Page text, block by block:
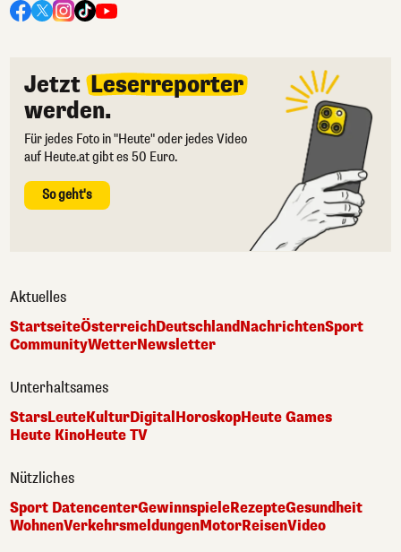
Jetzt Leserreporter
werden.
Für jedes Foto in "Heute" oder jedes Video
auf Heute.at gibt es 50 Euro.
So geht's
Aktuelles
StartseiteÖsterreichDeutschlandNachrichtenSport
CommunityWetterNewsletter
Unterhaltsames
StarsLeuteKulturDigital HoroskopHeute Games
Heute KinoHeute TV
Nützliches
Sport DatencenterGewinnspieleRezepteGesundheit
WohnenVerkehrsmeldungenMotorReisenVideo